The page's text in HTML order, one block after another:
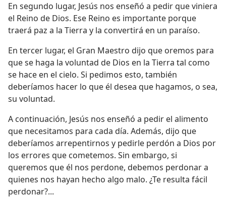
En segundo lugar, Jesús nos enseñó a pedir que viniera
el Reino de Dios. Ese Reino es importante porque
traerá paz a la Tierra y la convertirá en un paraíso.
En tercer lugar, el Gran Maestro dijo que oremos para
que se haga la voluntad de Dios en la Tierra tal como
se hace en el cielo. Si pedimos esto, también
deberíamos hacer lo que él desea que hagamos, o sea,
su voluntad.
A continuación, Jesús nos enseñó a pedir el alimento
que necesitamos para cada día. Además, dijo que
deberíamos arrepentirnos y pedirle perdón a Dios por
los errores que cometemos. Sin embargo, si
queremos que él nos perdone, debemos perdonar a
quienes nos hayan hecho algo malo. ¿Te resulta fácil
perdonar?...